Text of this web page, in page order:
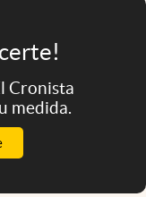
Cronista
medida.